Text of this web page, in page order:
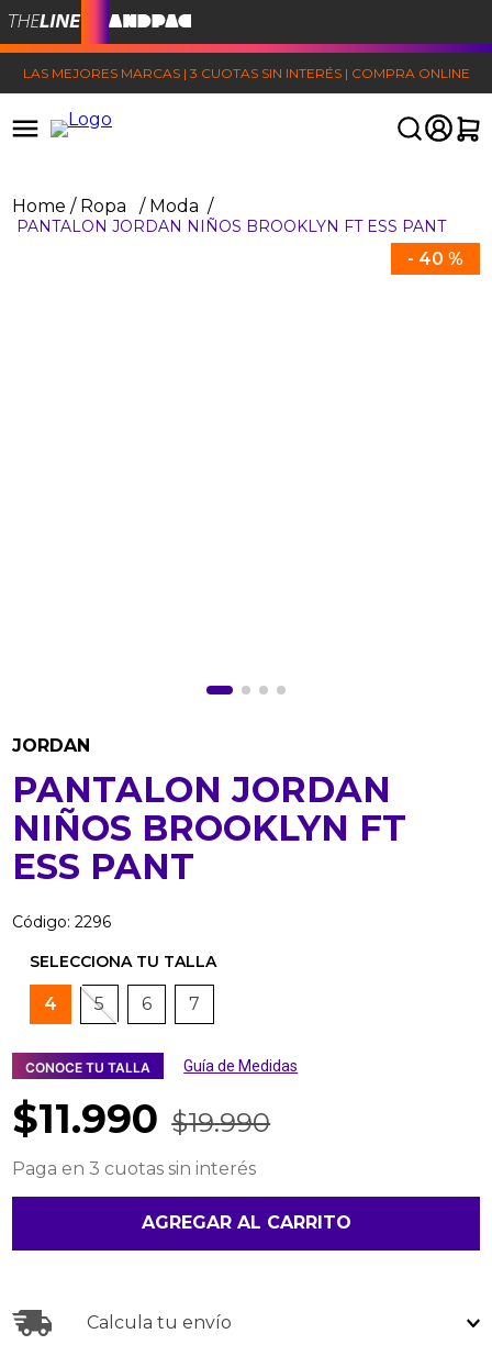
LAS MEJORES MARCAS | 3 CUOTAS SIN INTERÉS | COMPRA ONLINE
Ropa Moda
PANTALON JORDAN NIÑOS BROOKLYN FT ESS PANT
- 40 %
JORDAN
PANTALON JORDAN
NIÑOS BROOKLYN FT
ESS PANT
Código:2296
4 5 6 7
CONOCE TU TALLA Guía de Medidas
$11.990 $19.990
Paga en 3 cuotas sin interés
AGREGAR AL CARRITO
Calcula tu envío